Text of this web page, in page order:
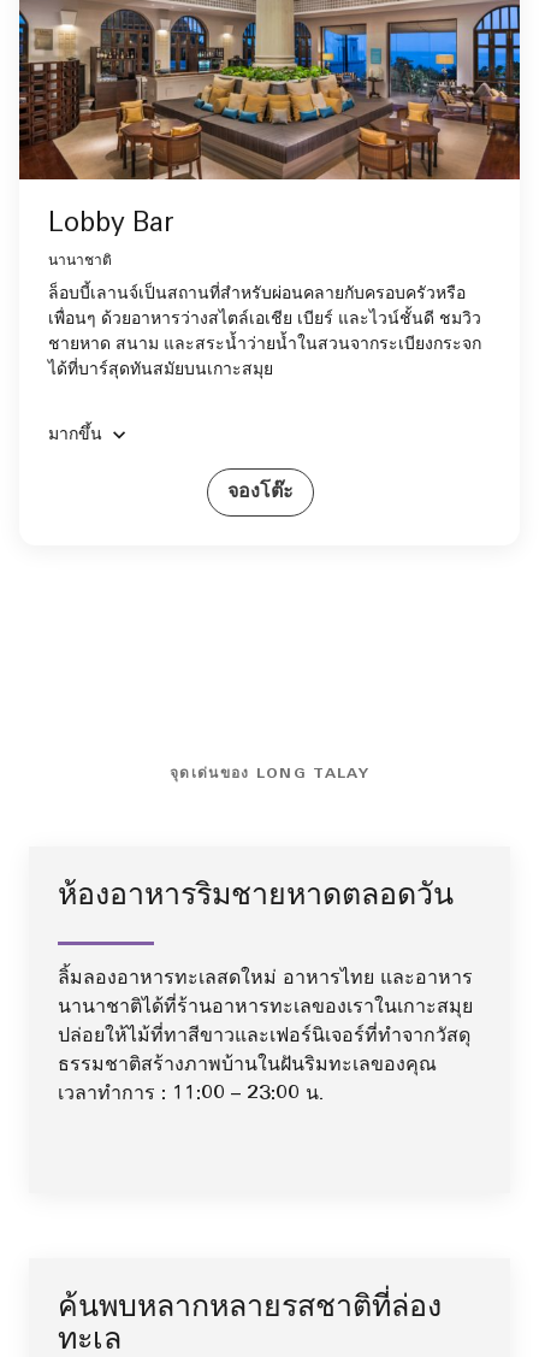
Lobby Bar
นานาชาติ
ล็อบบี้เลานจ์เป็นสถานที่สำหรับผ่อนคลายกับครอบครัวหรือ
เพื่อนๆ ด้วยอาหารว่างสไตล์เอเชีย เบียร์ และไวน์ชั้นดี ชมวิว
ชายหาด สนาม และสระน้ำว่ายน้ำในสวนจากระเบียงกระจก
ได้ที่บาร์สุดทันสมัยบนเกาะสมุย
มากขึ้น
จองโต๊ะ
จุดเด่นของ LONG TALAY
ห้องอาหารริมชายหาดตลอดวัน
ลิ้มลองอาหารทะเลสดใหม่ อาหารไทย และอาหาร
นานาชาติได้ที่ร้านอาหารทะเลของเราในเกาะสมุย
ปล่อยให้ไม้ที่ทาสีขาวและเฟอร์นิเจอร์ที่ทำจากวัสดุ
ธรรมชาติสร้างภาพบ้านในฝันริมทะเลของคุณ
เวลาทำการ : 11:00 – 23:00 น.
ค้นพบหลากหลายรสชาติที่ล่อง
ทะเล